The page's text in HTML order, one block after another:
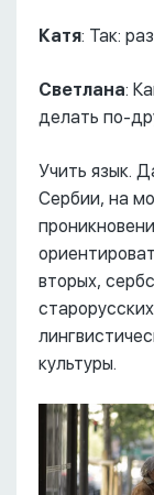
Катя: Так:
Светлана:
делать по-
Учить язык.
Сербии, на
вторых,
культуры.